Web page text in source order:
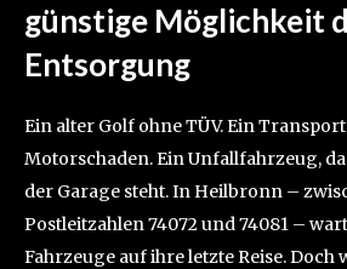
günstige Möglichkeit
Entsorgung
Ein alter Golf ohne TÜV. Ein
Motorschaden. Ein Unfallfahrzeug,
der Garage steht. In Heilbronn –
Postleitzahlen 74072 und 74081 –
Fahrzeuge auf ihre letzte Reise. Doch